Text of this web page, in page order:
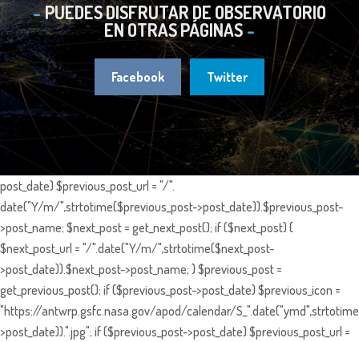
PUEDES DISFRUTAR DE OBSERVATORIO
EN OTRAS PÁGINAS
Facebook Twitter
post_date) $previous_post_url = "/".
date("Y/m/",strtotime($previous_post->post_date)).$previous_post-
>post_name; $next_post = get_next_post(); if ($next_post) {
$next_post_url = "/".date("Y/m/",strtotime($next_post-
>post_date)).$next_post->post_name; } $previous_post =
get_previous_post(); if ($previous_post->post_date) $previous_icon =
"https://antwrp.gsfc.nasa.gov/apod/calendar/
>post_date)).".jpg"; if ($previous_post->post_date) $previous_post_url =